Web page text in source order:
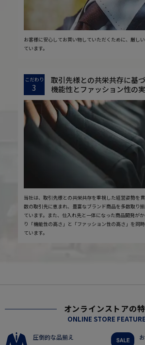
お客様に安心してお買い物していただくために、厳し
ています。
こだわり
3
取引先様との共栄共存に基
機能性とファッション性の
当社は、取引先様との共栄共存を重視した経営姿勢を
数の取引先に恵まれ、豊富なブランド商品を多数取り
ています。また、仕入れ先と一体になった商品開発が
り「機能性の高さ」と「ファッション性の高さ」を同
ています。
オンラインストアの
ONLINE STORE
圧倒的な品揃え